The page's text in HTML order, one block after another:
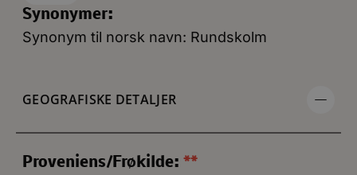
Synonymer:
Synonym til norsk navn: Rundskolm
GEOGRAFISKE DETALJER
Proveniens/Frøkilde: **